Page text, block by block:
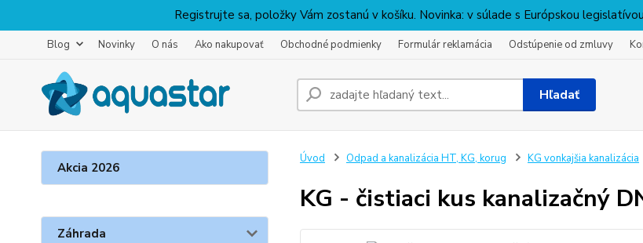
Registrujte sa, položky Vám zostanú v košíku. Novinka: v súlade s Európskou
Blog Novinky O nás Ako nakupovať Obchodné podmienky Formulár reklamácia Odstúpenie od zmluvy
Hľadať
Akcia 2026
Záhrada
Úvod Odpad a kanalizácia HT, KG, korug KG vonkajšia kanalizácia
KG - čistiaci kus kanalizačný